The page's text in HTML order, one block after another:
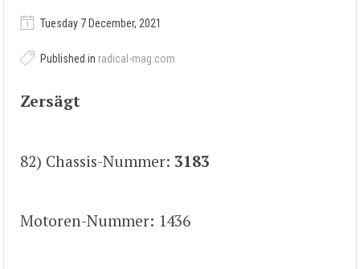
Tuesday 7 December, 2021
Published in radical-mag.com
Zersägt
82) Chassis-Nummer: 3183
Motoren-Nummer: 1436